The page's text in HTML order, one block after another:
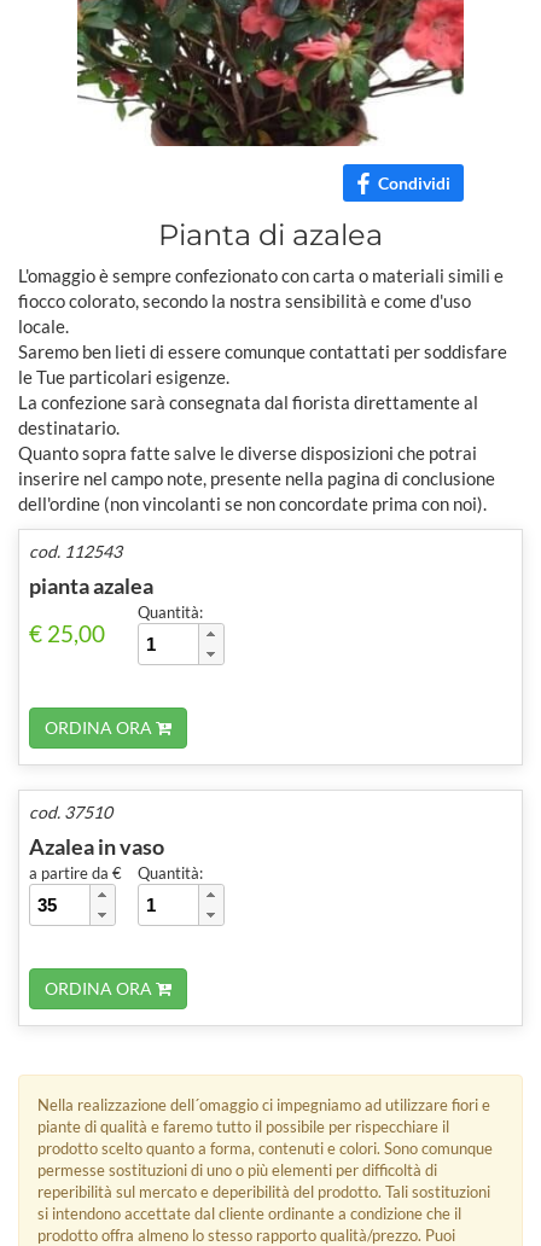
Condividi
Pianta di azalea
L'omaggio è sempre confezionato con carta o materiali simili e
fiocco colorato, secondo la nostra sensibilità e come d'uso
locale.
Saremo ben lieti di essere comunque contattati per soddisfare
le Tue particolari esigenze.
La confezione sarà consegnata dal fiorista direttamente al
destinatario.
Quanto sopra fatte salve le diverse disposizioni che potrai
inserire nel campo note, presente nella pagina di conclusione
dell'ordine (non vincolanti se non concordate prima con noi).
cod. 112543
pianta azalea
€ 25,00
Quantità:
ORDINA ORA
cod. 37510
Azalea in vaso
a partire da € Quantità:
ORDINA ORA
Nella realizzazione dell´omaggio ci impegniamo ad utilizzare fiori e
piante di qualità e faremo tutto il possibile per rispecchiare il
prodotto scelto quanto a forma, contenuti e colori. Sono comunque
permesse sostituzioni di uno o più elementi per difficoltà di
reperibilità sul mercato e deperibilità del prodotto. Tali sostituzioni
si intendono accettate dal cliente ordinante a condizione che il
prodotto offra almeno lo stesso rapporto qualità/prezzo. Puoi